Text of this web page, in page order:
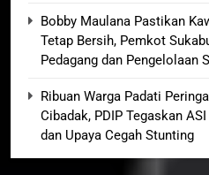
Bobby Maulana Pastikan
Tetap Bersih, Pemkot
Pedagang dan Pengelolaan
Ribuan Warga Padati
Cibadak, PDIP Tegaskan
dan Upaya Cegah Stunting